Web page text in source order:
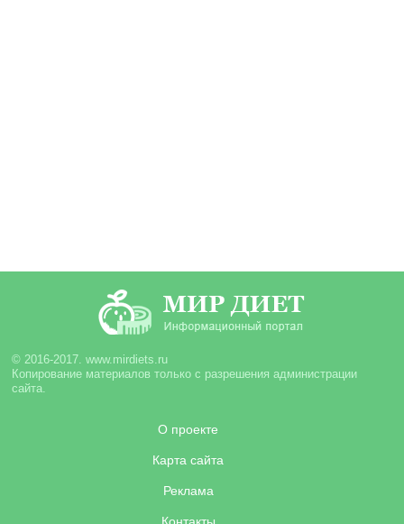
© 2016-2017. www.mirdiets.ru
Копирование материалов только с разрешения администрации
сайта.
О проекте
Карта сайта
Реклама
Контакты